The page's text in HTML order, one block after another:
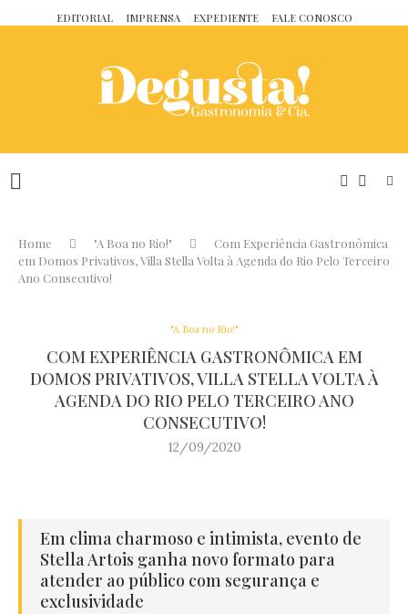
EDITORIAL IMPRENSA EXPEDIENTE FALE CONOSCO
Home "A Boa no Rio!"
Com Experiência Gastronômica
em Domos Privativos, Villa Stella Volta à Agenda do Rio Pelo Terceiro
Ano Consecutivo!
"A Boa no Rio!"
COM EXPERIÊNCIA GASTRONÔMICA EM
DOMOS PRIVATIVOS, VILLA STELLA VOLTA À
AGENDA DO RIO PELO TERCEIRO ANO
CONSECUTIVO!
12/09/2020
Em clima charmoso e intimista, evento de
Stella Artois ganha novo formato para
atender ao público com segurança e
exclusividade